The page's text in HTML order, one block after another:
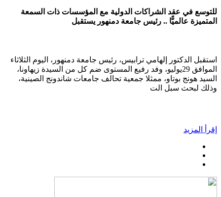
للتوسع في عقد الشراكات الدولية مع المؤسسات ذات السمعة
المتميزة عالميًّا .. رئيس جامعة دمنهور يستقبل
استقبل الدكتور إلهامي ترابيس، رئيس جامعة دمنهور، اليوم الثلاثاء
الموافق 29يوليو، وفد رفيع المستوى ضم كل من السيدة زيهاونا،
السيد هونج بوتاو، ممثلا جمعية تحالف جامعات شاندونج الصينية،
وذلك لبحث سبل الت
إقرأ المزيد